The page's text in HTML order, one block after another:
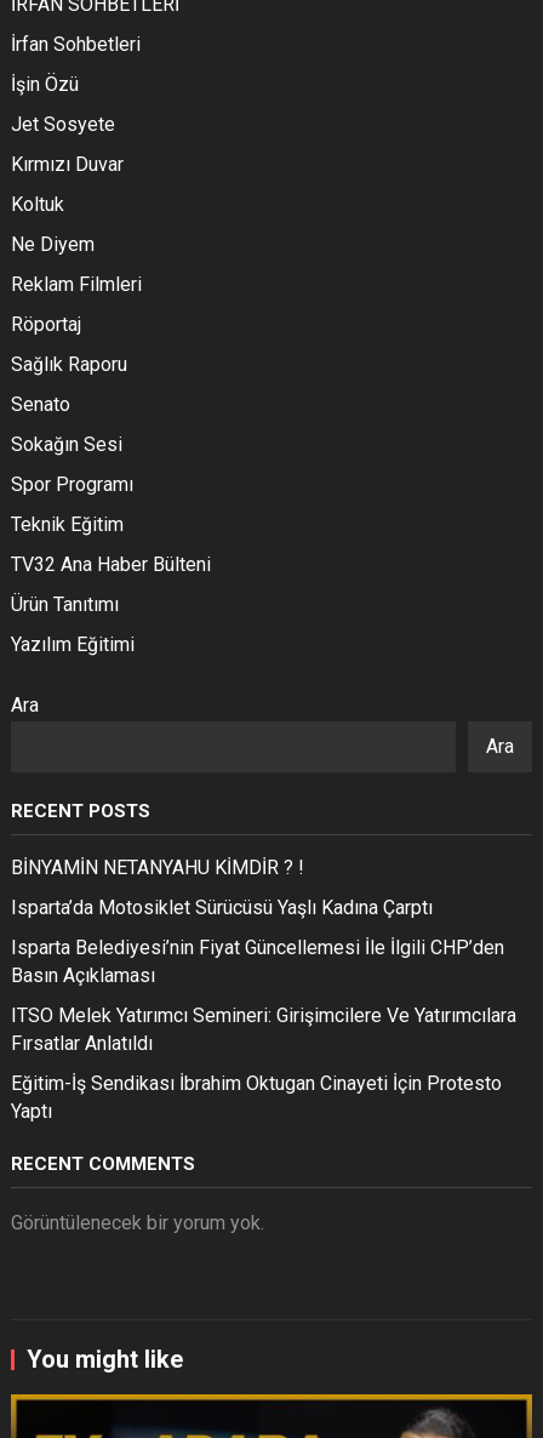
İrfan Sohbetleri
İşin Özü
Jet Sosyete
Kırmızı Duvar
Koltuk
Ne Diyem
Reklam Filmleri
Röportaj
Sağlık Raporu
Senato
Sokağın Sesi
Spor Programı
Teknik Eğitim
TV32 Ana Haber Bülteni
Ürün Tanıtımı
Yazılım Eğitimi
Ara
Ara
RECENT POSTS
BİNYAMİN NETANYAHU KİMDİR ? !
Isparta’da Motosiklet Sürücüsü Yaşlı Kadına Çarptı
Isparta Belediyesi’nin Fiyat Güncellemesi İle İlgili CHP’den
Basın Açıklaması
ITSO Melek Yatırımcı Semineri: Girişimcilere Ve Yatırımcılara
Fırsatlar Anlatıldı
Eğitim-İş Sendikası İbrahim Oktugan Cinayeti İçin Protesto
Yaptı
RECENT COMMENTS
Görüntülenecek bir yorum yok.
You might like